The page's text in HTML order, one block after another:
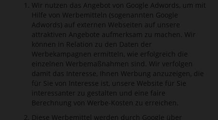
Wir nutzen das Angebot von Google Adwords, um mit
Hilfe von Werbemitteln (sogenannten Google
Adwords) auf externen Webseiten auf unsere
attraktiven Angebote aufmerksam zu machen. Wir
können in Relation zu den Daten der
Werbekampagnen ermitteln, wie erfolgreich die
einzelnen Werbemaßnahmen sind. Wir verfolgen
damit das Interesse, Ihnen Werbung anzuzeigen, die
für Sie von Interesse ist, unsere Website für Sie
interessanter zu gestalten und eine faire
Berechnung von Werbe-Kosten zu erreichen.
Diese Werbemittel werden durch Google über